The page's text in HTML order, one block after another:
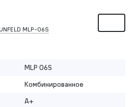
MLP-06S
MLP 06S
Комбинированное
A+